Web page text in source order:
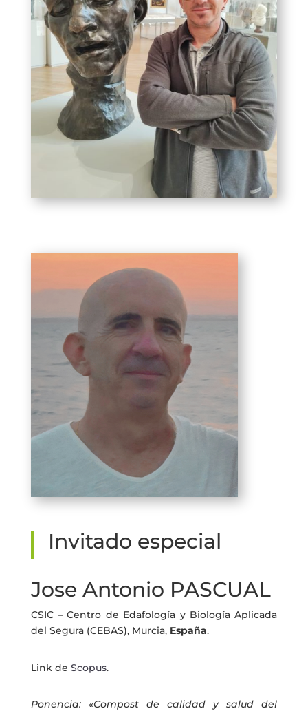
Invitado especial
Jose Antonio PASCUAL
CSIC – Centro de Edafología y Biología Aplicada
del Segura (CEBAS), Murcia, España.
Link de Scopus.
Ponencia: «Compost de calidad y salud del